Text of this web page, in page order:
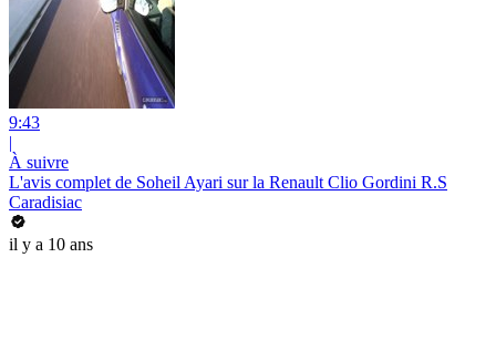
9:43
|
À suivre
L'avis complet de Soheil Ayari sur la Renault Clio Gordini R.S
Caradisiac
il y a 10 ans